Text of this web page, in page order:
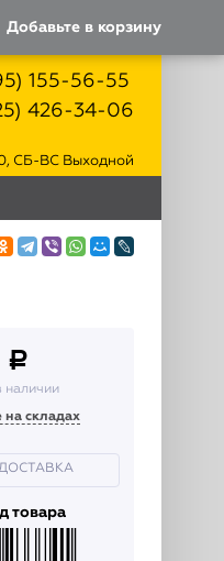
a
наличии
на складах
товара
155-56-55
426-34-06
СБ-ВС Выходной
Добавьте в корзину